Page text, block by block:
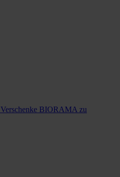
Verschenke BIORAMA zu